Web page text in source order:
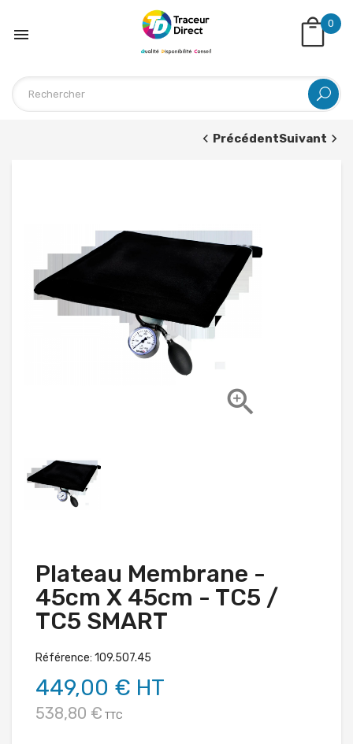

0
PrécédentSuivant

Plateau Membrane -
45cm X 45cm - TC5 /
TC5 SMART
Référence: 109.507.45
449,00 € HT
538,80 € TTC